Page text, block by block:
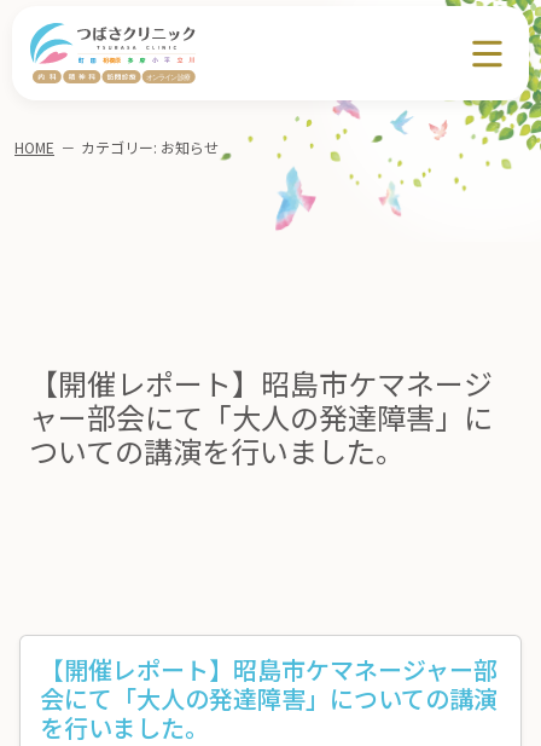
【開催レポート】昭島市ケマネージ
ャー部会にて「大人の発達障害」に
ついての講演を行いました。
HOME － カテゴリー: お知らせ
【開催レポート】昭島市ケマネージャー部
会にて「大人の発達障害」についての講演
を行いました。